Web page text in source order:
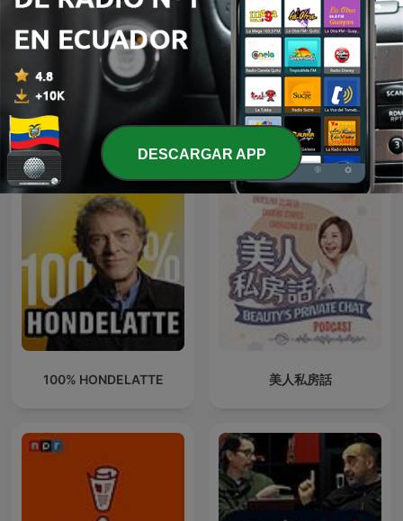
BMW 235i Owner's Guide:
F22 Everything
hablemos de sexo
Más podcasts internacionales de Ocio
100% HONDELATTE 美人私房話
DESCARGAR APP